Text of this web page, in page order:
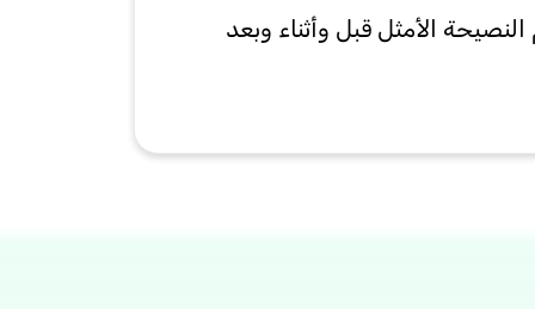
الأمثل قبل وأثناء وبعد